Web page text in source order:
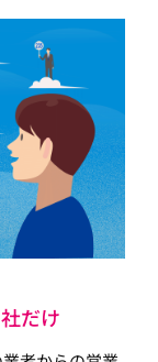
だけ